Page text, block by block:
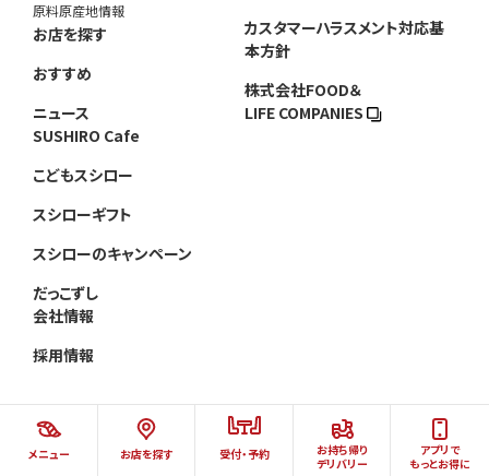
メニュー お店を探す 受付・予約
お持ち帰り
デリバリー
アプリで
もっとお得に
原料原産地情報
お店を探す
おすすめ
ニュース
SUSHIRO Cafe
こどもスシロー
スシローギフト
スシローのキャンペーン
だっこずし
会社情報
採用情報
カスタマーハラスメント対応基
本方針
株式会社FOOD＆
LIFE COMPANIES
©AKINDO SUSHIRO CO.,LTD.ALL RIGHTS RESERVED.